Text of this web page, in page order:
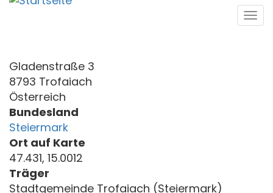
Direkt
Gladenstraße 3
8793 Trofaiach
Österreich
Bundesland
Steiermark
Ort auf Karte
47.431, 15.0012
Träger
Stadtgemeinde Trofaiach (Steiermark)